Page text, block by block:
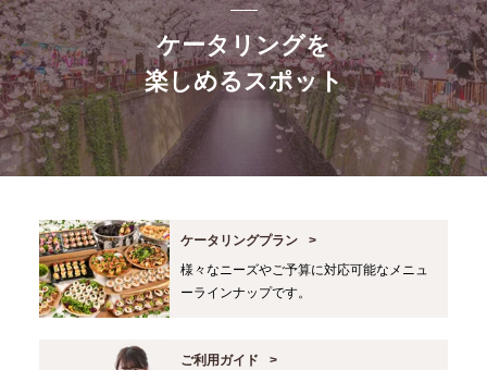
ケータリングを
楽しめるスポット
ケータリングプラン
様々なニーズやご予算に対応可能なメニュ
ーラインナップです。
ご利用ガイド